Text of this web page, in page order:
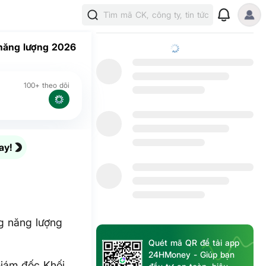
Tìm mã CK, công ty, tin tức
lượng 2026
100+ theo dõi
năng lượng
Quét mã QR để tải app
24HMoney - Giúp bạn